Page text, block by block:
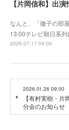
【片岡信和】出演
なんと、「徹子の部
13:00テレビ朝日系
2026.07.17 09:00
2026.01.26 09:00
【有村実樹・片
分会のお知らせ